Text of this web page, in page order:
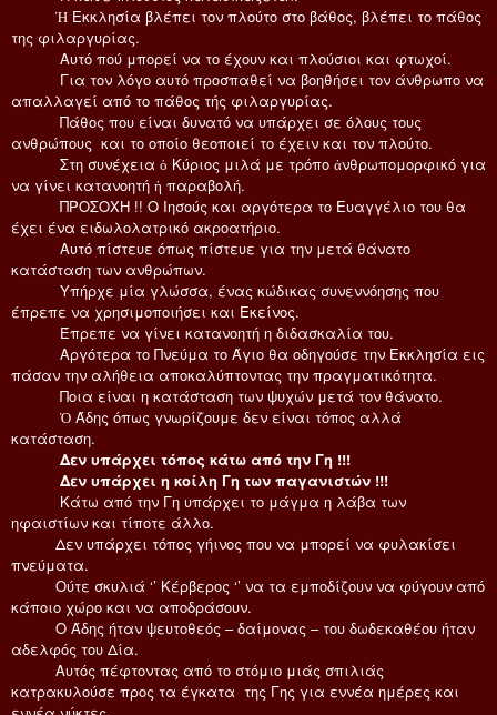
Ἡ Εκκλησία βλέπει τον πλούτο στο βάθος, βλέπει το πάθος
της φιλαργυρίας.
Αυτό πού μπορεί να το έχουν και πλούσιοι και φτωχοί.
Για τον λόγο αυτό προσπαθεί να βοηθήσει τον άνθρωπο να
απαλλαγεί από το πάθος τής φιλαργυρίας.
Πάθος που είναι δυνατό να υπάρχει σε όλους τους
ανθρώπους και το οποίο θεοποιεί το έχειν και τον πλούτο.
Στη συνέχεια ὁ Κύριος μιλά με τρόπο ἀνθρωπομορφικό για
να γίνει κατανοητή ἡ παραβολή.
ΠΡΟΣΟΧΗ !! Ο Ιησούς και αργότερα το Ευαγγέλιο του θα
έχει ένα ειδωλολατρικό ακροατήριο.
Αυτό πίστευε όπως πίστευε για την μετά θάνατο
κατάσταση των ανθρώπων.
Υπήρχε μία γλώσσα, ένας κώδικας συνεννόησης που
έπρεπε να χρησιμοποιήσει και Εκείνος.
Έπρεπε να γίνει κατανοητή η διδασκαλία του.
Αργότερα το Πνεύμα το Άγιο θα οδηγούσε την Εκκλησία εις
πάσαν την αλήθεια αποκαλύπτοντας την πραγματικότητα.
Ποια είναι η κατάσταση των ψυχών μετά τον θάνατο.
Ὁ Άδης όπως γνωρίζουμε δεν είναι τόπος αλλά
κατάσταση.
Δεν υπάρχει τόπος κάτω από την Γη !!!
Δεν υπάρχει η κοίλη Γη των παγανιστών !!!
Κάτω από την Γη υπάρχει το μάγμα η λάβα των
ηφαιστίων και τίποτε άλλο.
Δεν υπάρχει τόπος γήινος που να μπορεί να φυλακίσει
πνεύματα.
Ούτε σκυλιά ‘’ Κέρβερος ‘’ να τα εμποδίζουν να φύγουν από
κάποιο χώρο και να αποδράσουν.
Ο Άδης ήταν ψευτοθεός – δαίμονας – του δωδεκαθέου ήταν
αδελφός του Δία.
Αυτός πέφτοντας από το στόμιο μιάς σπιλιάς
κατρακυλούσε προς τα έγκατα της Γης για εννέα ημέρες και